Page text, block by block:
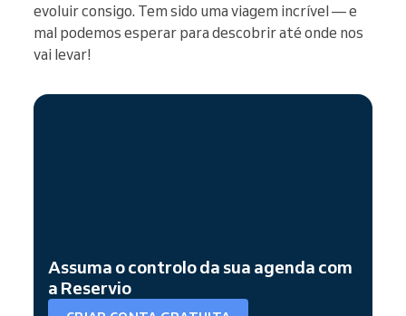
evoluir consigo. Tem sido uma viagem incrível — e
mal podemos esperar para descobrir até onde nos
vai levar!
Assuma o controlo da sua agenda com
a Reservio